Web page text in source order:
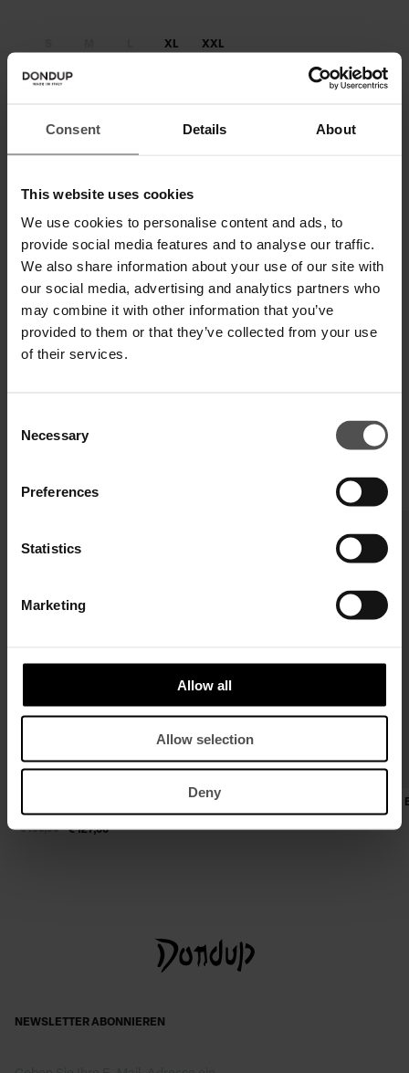
Consent Details About
This website uses cookies
We use cookies to personalise content and ads, to
provide social media features and to analyse our traffic.
We also share information about your use of our site with
our social media, advertising and analytics partners who
may combine it with other information that you’ve
provided to them or that they’ve collected from your use
of their services.
Selection
Necessary
Preferences
Statistics
Marketing
Allow all
Allow selection
Deny
XL XXL
Größe nicht am Lager?
benachrichtige mich, sobald wieder
VERSAND UND RETOUREN
TECHNISCHE SPEZIFIKATIONEN
DIGITALER PRODUKTPASS
VERVOLLSTÄNDIGEN SIE IHREN LOOK
Passform aus Baumwolle
€ 127,00
€ 195,00
Carrot-Fit Hose Kolin aus Rigid
NEWSLETTER ABONNIEREN